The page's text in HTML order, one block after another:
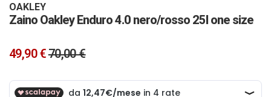
OAKLEY
Zaino Oakley Enduro 4.0 nero/rosso 25l one size
49,90 €70,00 €
galleria
di